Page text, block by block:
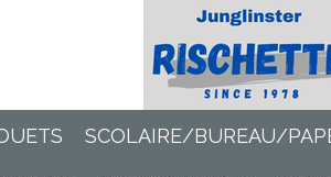
SCOLAIRE/BUREAU/